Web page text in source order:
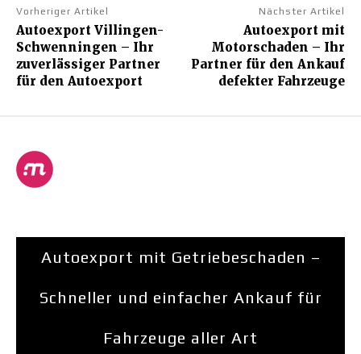
Vorheriger Artikel
Autoexport Villingen-
Schwenningen – Ihr
zuverlässiger Partner
für den Autoexport
Nächster Artikel
Autoexport mit
Motorschaden – Ihr
Partner für den Ankauf
defekter Fahrzeuge
Autoexport mit Getriebeschaden –
Schneller und einfacher Ankauf für
Fahrzeuge aller Art